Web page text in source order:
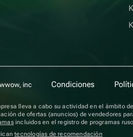
inc Condiciones
lleva a cabo su actividad en el ámbito
de ofertas (anuncios) de vendedores
incluidos en el registro de programas
tecnologías de recomendación